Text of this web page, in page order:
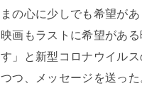
まの心に少しでも希望が
映画もラストに希望があ
す」と新型コロナウイル
つつ、メッセージを送った